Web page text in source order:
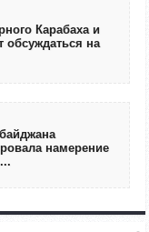
Карабаха и
обсуждаться на
намерение